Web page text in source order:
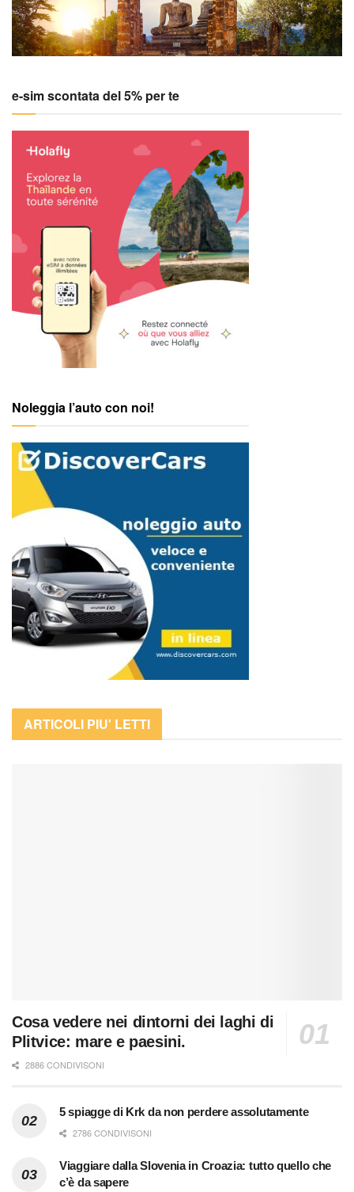
e-sim scontata del 5% per te
Noleggia l’auto con noi!
ARTICOLI PIU' LETTI
Cosa vedere nei dintorni dei laghi di
Plitvice: mare e paesini.
2886 CONDIVISONI
5 spiagge di Krk da non perdere assolutamente
2786 CONDIVISONI
Viaggiare dalla Slovenia in Croazia: tutto quello che
c’è da sapere